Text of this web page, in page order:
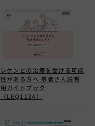
レケンビの治療を受ける可能
性がある方へ 患者さん説明
用ガイドブック
（LEQ1134）